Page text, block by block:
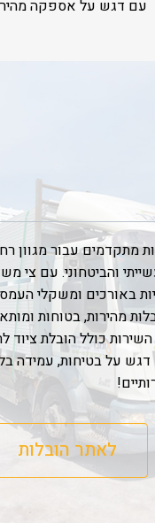
עם דגש על אספקה
מתקדמים עבור מגוון
והביטחוני. עם צי
באורכים ומשקלי
מהירות, בטוחות
כולל הובלת ציוד
על בטיחות, עמידה
לאתר הובלות